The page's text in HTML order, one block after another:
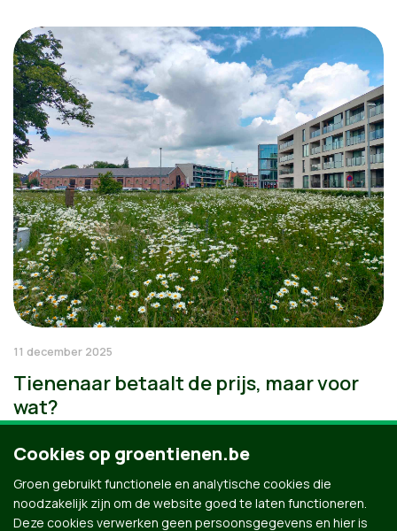
11 december 2025
Tienenaar betaalt de prijs, maar voor
wat?
Cookies op groentienen.be
Groen gebruikt functionele en analytische cookies die
noodzakelijk zijn om de website goed te laten functioneren.
Deze cookies verwerken geen persoonsgegevens en hier is